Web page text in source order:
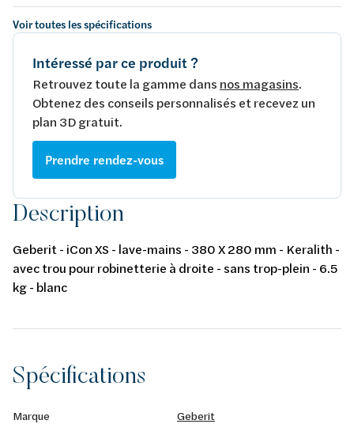
Voir toutes les spécifications
Intéressé par ce produit ?
Retrouvez toute la gamme dans nos magasins.
Obtenez des conseils personnalisés et recevez un
plan 3D gratuit.
Prendre rendez-vous
Description
Geberit - iCon XS - lave-mains - 380 X 280 mm - Keralith -
avec trou pour robinetterie à droite - sans trop-plein - 6.5
kg - blanc
Spécifications
Marque
Geberit